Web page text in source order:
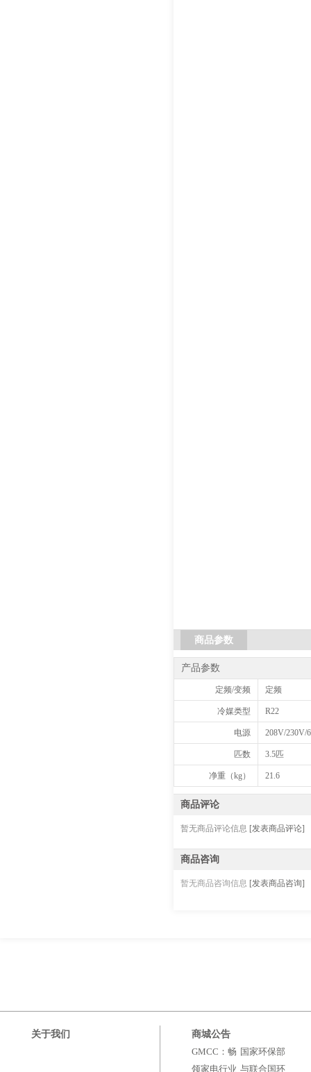
商品参数
产品参数
定频/变频 定频
冷媒类型 R22
电源 208V/230V/
匹数 3.5匹
净重（kg） 21.6
商品评论
暂无商品评论信息 [发表商品评论]
商品咨询
暂无商品咨询信息 [发表商品咨询]
关于我们
商城公告
GMCC：畅
领家电行业
国家环保部
与联合国环